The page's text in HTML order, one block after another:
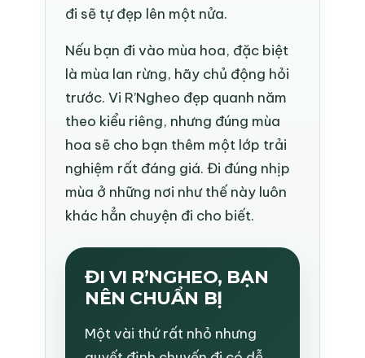
đi sẽ tự đẹp lên một nửa.
Nếu bạn đi vào mùa hoa, đặc biệt
là mùa lan rừng, hãy chủ động hỏi
trước. Vi R’Ngheo đẹp quanh năm
theo kiểu riêng, nhưng đúng mùa
hoa sẽ cho bạn thêm một lớp trải
nghiệm rất đáng giá. Đi đúng nhịp
mùa ở những nơi như thế này luôn
khác hẳn chuyện đi cho biết.
ĐI VI R’NGHEO, BẠN
NÊN CHUẨN BỊ
Một vài thứ rất nhỏ nhưng